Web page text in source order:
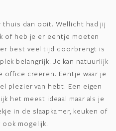
thuis dan ooit. Wellicht had jij
of heb je er eentje moeten
best veel tijd doorbrengt is
belangrijk. Je kan natuurlijk
office creëren. Eentje waar je
plezier van hebt. Een eigen
het meest ideaal maar als je
in de slaapkamer, keuken of
ook mogelijk.